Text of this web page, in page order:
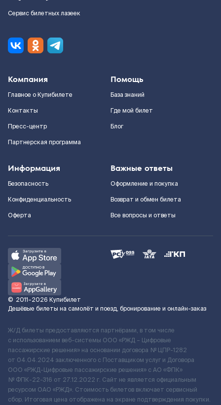
Сервис билетных лазеек
Компания
Главное о Купибилете
Контакты
Пресс-центр
Партнерская программа
Помощь
База знаний
Где мой билет
Блог
Информация
Безопасность
Конфиденциальность
Оферта
Важные ответы
Оформление и покупка
Возврат и обмен билета
Все вопросы и ответы
© 2011–2026 Купибилет
Дешёвые билеты на самолёт и поезд, бронирование и онлайн-заказ
Ж/Д билеты предоставляются партнёрами, в том числе
с использованием веб-системы ООО «РЖД – Цифровые
пассажирские решения» на основании договора № ЦПР-1282
от 04.04.2024 заключенного с Поставщиком услуг и Договора
ООО «РЖД-Цифровые пассажирские решения» c АО «ФПК»
№ ФПК-22-316 от 27.12.2022 г. Сайт не является официальным
ресурсом ОАО «РЖД». Стоимость билетов включает сервисный
сбор. Итоговая цена отображена на экране подтверждения покупки.